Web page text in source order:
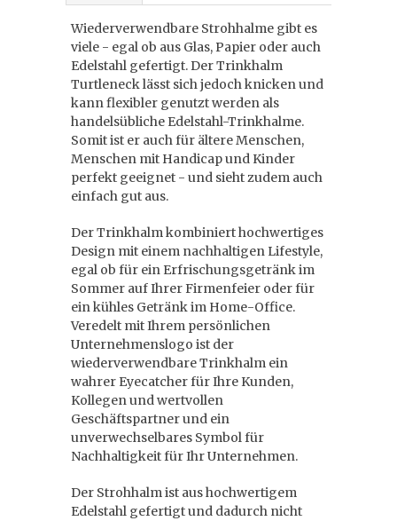
Wiederverwendbare Strohhalme gibt es
viele - egal ob aus Glas, Papier oder auch
Edelstahl gefertigt. Der Trinkhalm
Turtleneck lässt sich jedoch knicken und
kann flexibler genutzt werden als
handelsübliche Edelstahl-Trinkhalme.
Somit ist er auch für ältere Menschen,
Menschen mit Handicap und Kinder
perfekt geeignet - und sieht zudem auch
einfach gut aus.
Der Trinkhalm kombiniert hochwertiges
Design mit einem nachhaltigen Lifestyle,
egal ob für ein Erfrischungsgetränk im
Sommer auf Ihrer Firmenfeier oder für
ein kühles Getränk im Home-Office.
Veredelt mit Ihrem persönlichen
Unternehmenslogo ist der
wiederverwendbare Trinkhalm ein
wahrer Eyecatcher für Ihre Kunden,
Kollegen und wertvollen
Geschäftspartner und ein
unverwechselbares Symbol für
Nachhaltigkeit für Ihr Unternehmen.
Der Strohhalm ist aus hochwertigem
Edelstahl gefertigt und dadurch nicht